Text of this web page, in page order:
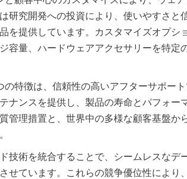
研究開発への投資により、使いやすさと
を提供しています。カスタマイズオプシ
容量、ハードウェアアクセサリーを特定
特徴は、信頼性の高いアフターサポー
ナンスを提供し、製品の寿命とパフォー
管理措置と、世界中の多様な顧客基盤か
技術を統合することで、シームレスなデ
せています。これらの競争優位性により